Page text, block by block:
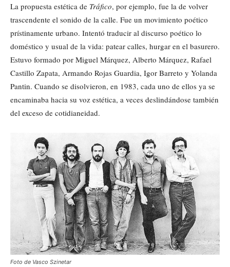
La propuesta estética de Tráfico, por ejemplo, fue la de volver
trascendente el sonido de la calle. Fue un movimiento poético
prístinamente urbano. Intentó traducir al discurso poético lo
doméstico y usual de la vida: patear calles, hurgar en el basurero.
Estuvo formado por Miguel Márquez, Alberto Márquez, Rafael
Castillo Zapata, Armando Rojas Guardia, Igor Barreto y Yolanda
Pantin. Cuando se disolvieron, en 1983, cada uno de ellos ya se
encaminaba hacia su voz estética, a veces deslindándose también
del exceso de cotidianeidad.
Foto de Vasco Szinetar